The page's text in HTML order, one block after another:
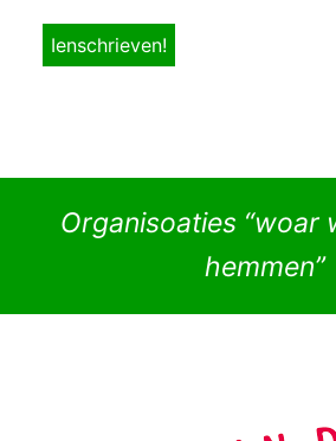
Organisoaties “woar
hemmen”